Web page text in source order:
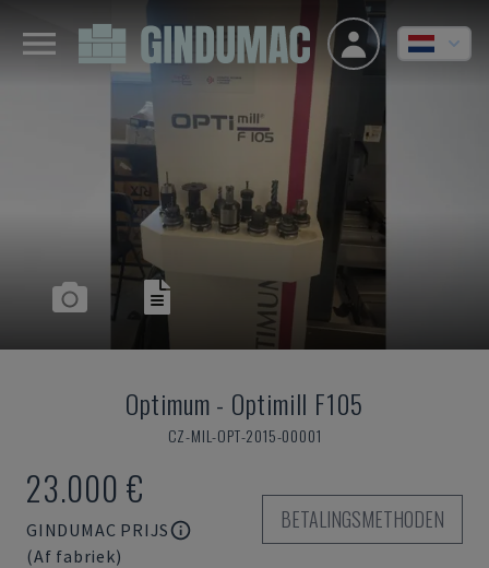
Optimum- Optimill F105
CZ-MIL-OPT-2015-00001
23.000 €
GINDUMAC PRIJS
(Af fabriek)
BETALINGSMETHODEN